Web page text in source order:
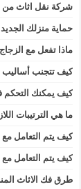
شركة نقل اثاث من
حماية منزلك
ماذا تفعل مع
كيف تتجنب أساليب
كيف يمكنك
ما هي الترتيبات
كيف يتم التعامل مع
كيف يتم التعامل مع
طرق فك الاثاث